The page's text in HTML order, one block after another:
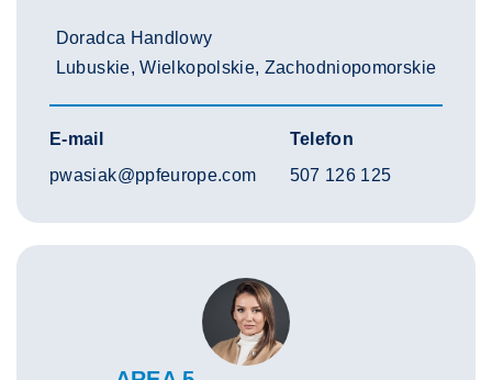
Doradca Handlowy
Lubuskie, Wielkopolskie, Zachodniopomorskie
E-mail
pwasiak@ppfeurope.com
Telefon
507 126 125